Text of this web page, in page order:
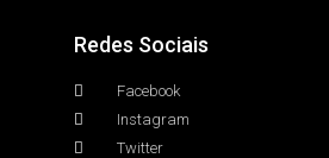
Redes Sociais
Facebook
Instagram
Twitter